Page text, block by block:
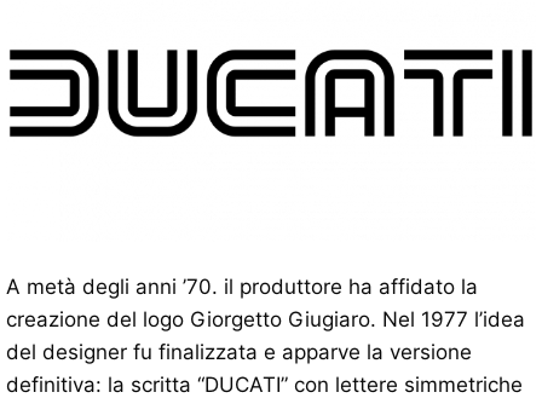
A metà degli anni ’70. il produttore ha affidato la
creazione del logo Giorgetto Giugiaro. Nel 1977 l’idea
del designer fu finalizzata e apparve la versione
definitiva: la scritta “DUCATI” con lettere simmetriche